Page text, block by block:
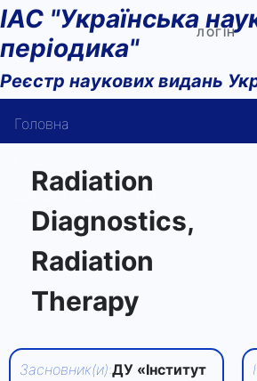
ІАС "Українська
періодика"
Реєстр наукових видань
ЛОГІН
Головна
Довідка користувача
Контакти
Radiation
Diagnostics,
Radiation
Therapy
Засновник(и):ДУ «Інститут